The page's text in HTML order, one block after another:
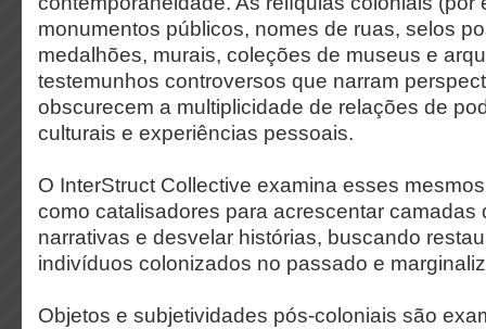
monumentos públicos, nomes de ruas, selos
medalhões, murais, coleções de museus e
testemunhos controversos que narram
obscurecem a multiplicidade de relações de
culturais e experiências pessoais.
O InterStruct Collective examina esses
como catalisadores para acrescentar camadas
narrativas e desvelar histórias, buscando
indivíduos colonizados no passado e
Objetos e subjetividades pós-coloniais são